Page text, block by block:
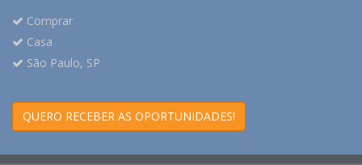
Comprar
Casa
São Paulo, SP
QUERO RECEBER AS OPORTUNIDADES!